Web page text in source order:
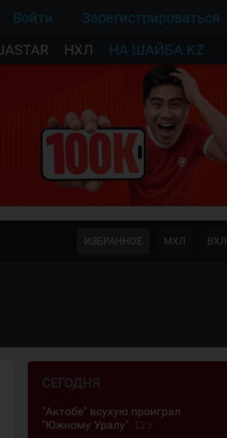
Войти
Зарегистрироваться
НХЛ НА ШАЙБА.KZ
ИЗБРАННОЕ МХЛ ВХЛ
СЕГОДНЯ
"Актобе" всухую проиграл
"Южному Уралу"
3